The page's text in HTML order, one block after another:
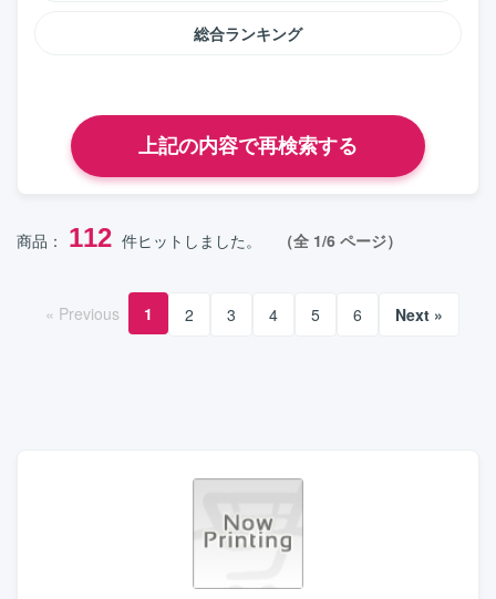
総合ランキング
商品： 112 件ヒットしました。 （全 1/6 ページ）
« Previous 1 2 3 4 5 6 Next »